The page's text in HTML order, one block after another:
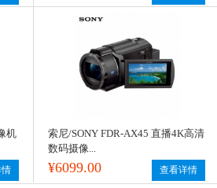
机
索尼/SONY FDR-AX45 直播4K高清
数码摄像...
¥6099.00 查看详情